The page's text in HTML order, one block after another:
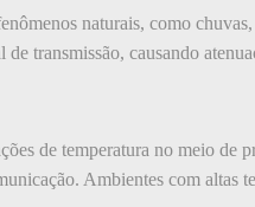
naturais, como
transmissão, causando
de temperatura no meio de
Ambientes com altas